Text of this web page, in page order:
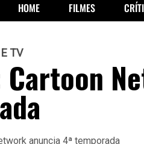
HOME FILMES
TV
Cartoon